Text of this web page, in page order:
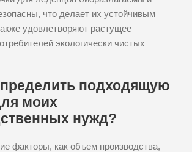
что делает их устойчивым
удовлетворяют растущее
экологически чистых
подходящую
моих
нужд?
факторы, как объем производства,